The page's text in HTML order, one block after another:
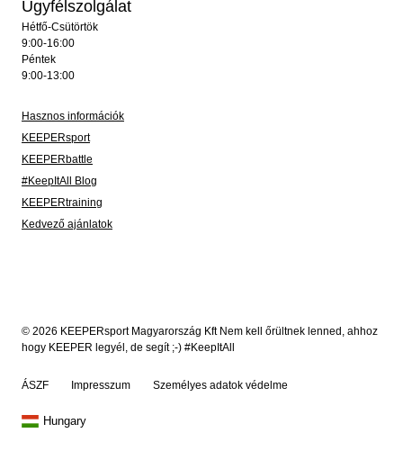
Ügyfélszolgálat
Hétfő-Csütörtök
9:00-16:00
Péntek
9:00-13:00
Hasznos információk
KEEPERsport
KEEPERbattle
#KeepItAll Blog
KEEPERtraining
Kedvező ajánlatok
© 2026 KEEPERsport Magyarország Kft Nem kell őrültnek lenned, ahhoz
hogy KEEPER legyél, de segít ;-) #KeepItAll
ÁSZF Impresszum Személyes adatok védelme
Hungary